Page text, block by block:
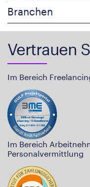
Branchen
Vertrauen
Im Bereich
Im Bereich
Personalvermittlung